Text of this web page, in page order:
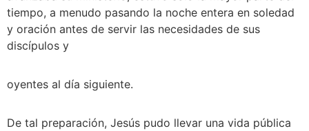
tiempo, a menudo pasando la noche entera en soledad
y oración antes de servir las necesidades de sus
discípulos y
oyentes al día siguiente.
De tal preparación, Jesús pudo llevar una vida pública